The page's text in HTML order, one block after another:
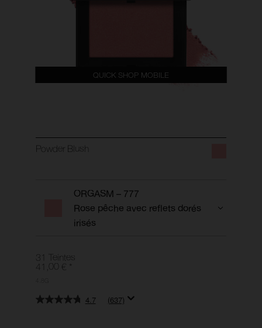
QUICK SHOP MOBILE
4.7 (637)
Powder Blush
ORGASM – 777
Rose pêche avec reflets dorés
irisés
31 Teintes
41,00 €
*